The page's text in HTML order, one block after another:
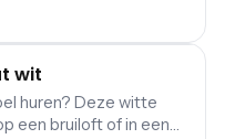
wit
huren? Deze witte
een bruiloft of in een